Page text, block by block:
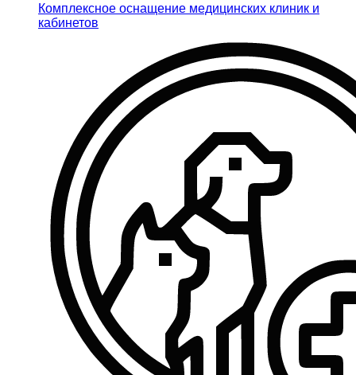
Комплексное оснащение медицинских клиник и
кабинетов